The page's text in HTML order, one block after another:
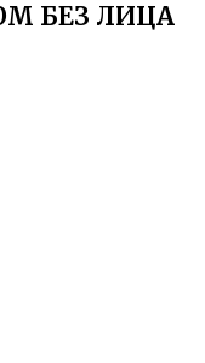
БЕЗ ЛИЦА